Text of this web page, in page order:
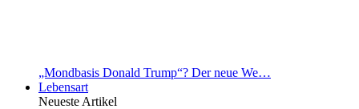
„Mondbasis Donald Trump“? Der neue We…
Lebensart
Neueste Artikel